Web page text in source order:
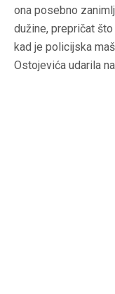
ona posebno
dužine, prepričat
kad je policijska
Ostojevića udarila